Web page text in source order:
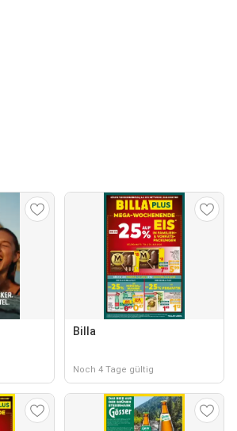
Billa
Noch 4 Tage gültig